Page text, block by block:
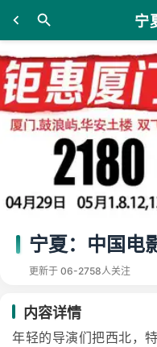
宁
宁夏：中国电
更新于 06-2758人关注
内容详情
年轻的导演们把西北，